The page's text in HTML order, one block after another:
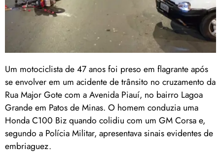
Um motociclista de 47 anos foi preso em flagrante após
se envolver em um acidente de trânsito no cruzamento da
Rua Major Gote com a Avenida Piauí, no bairro Lagoa
Grande em Patos de Minas. O homem conduzia uma
Honda C100 Biz quando colidiu com um GM Corsa e,
segundo a Polícia Militar, apresentava sinais evidentes de
embriaguez.